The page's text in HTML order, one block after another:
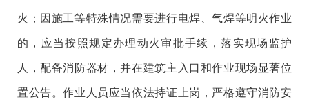
火；因施工等特殊情况需要进行电焊、气焊等明火作业
的，应当按照规定办理动火审批手续，落实现场监护
人，配备消防器材，并在建筑主入口和作业现场显著位
置公告。作业人员应当依法持证上岗，严格遵守消防安